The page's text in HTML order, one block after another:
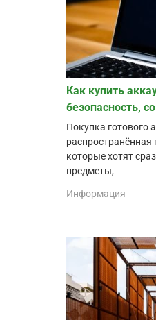
Как купить
безопасность,
Покупка готового
распространённая
которые хотят
предметы,
Информация